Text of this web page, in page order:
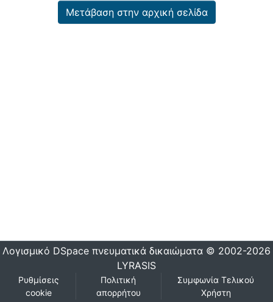
Μετάβαση στην αρχική σελίδα
Λογισμικό DSpace πνευματικά δικαιώματα © 2002-2026
LYRASIS
Ρυθμίσεις
cookie
Πολιτική
απορρήτου
Συμφωνία Τελικού
Χρήστη